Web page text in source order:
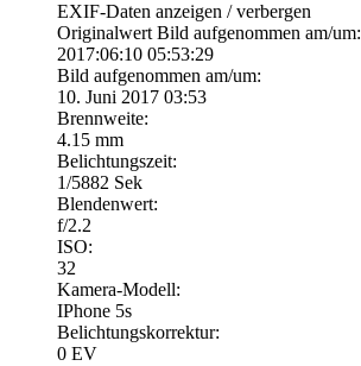
EXIF-Daten anzeigen / verbergen
Originalwert Bild aufgenommen am/um:
2017:06:10 05:53:29
Bild aufgenommen am/um:
10. Juni 2017 03:53
Brennweite:
4.15 mm
Belichtungszeit:
1/5882 Sek
Blendenwert:
f/2.2
ISO:
32
Kamera-Modell:
IPhone 5s
Belichtungskorrektur:
0 EV